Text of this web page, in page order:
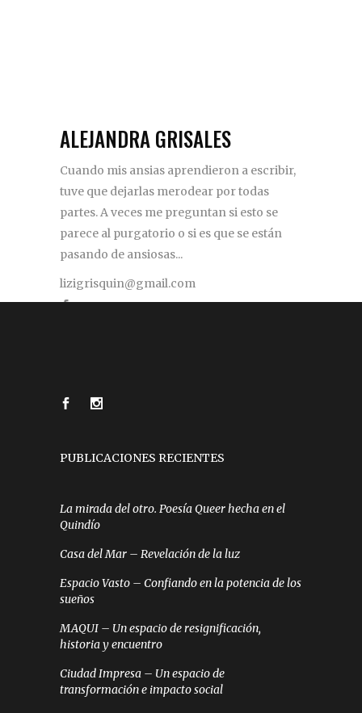
ALEJANDRA GRISALES
Cuando mis ansias aprendieron a escribir,
tuve que dejarlas merodear por todas
partes. A veces me preguntan si esto se
parece al purgatorio o si es que se están
pasando de ansiosas...
lizigrisquin@gmail.com
PUBLICACIONES RECIENTES
La mirada del otro. Poesía Queer hecha en el
Quindío
Casa del Mar – Revelación de la luz
Espacio Vasto – Confiando en la potencia de los
sueños
MAQUI – Un espacio de resignificación,
historia y encuentro
Ciudad Impresa – Un espacio de
transformación e impacto social